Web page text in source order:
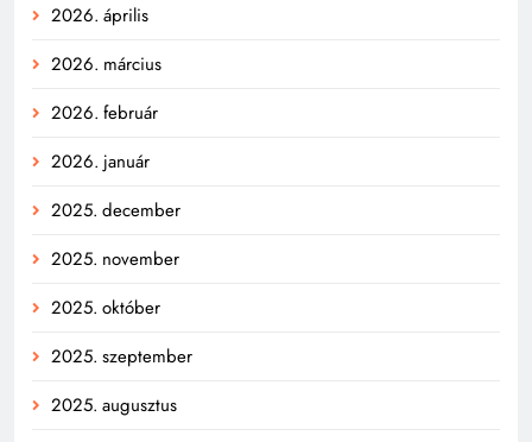
2026. április
2026. március
2026. február
2026. január
2025. december
2025. november
2025. október
2025. szeptember
2025. augusztus